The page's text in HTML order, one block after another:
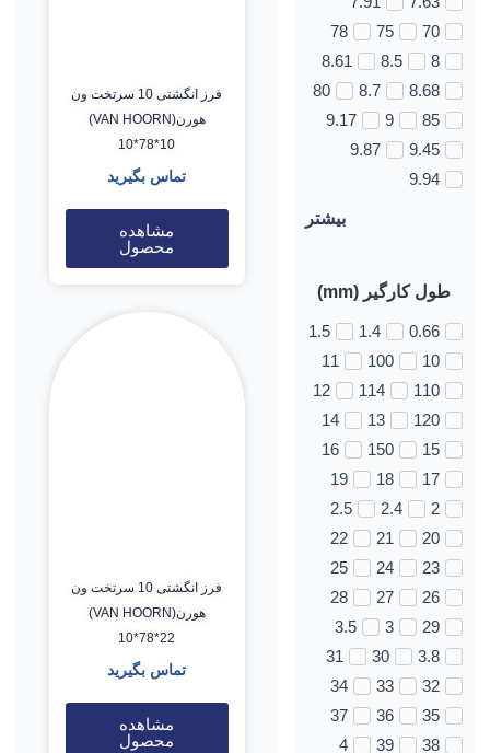
70
75
78
8
8.5
8.61
8.68
8.7
80
85
9
9.17
9.45
9.87
9.94
بیشتر
طول کارگیر (mm)
0.66
1.4
1.5
10
100
11
110
114
12
120
13
14
15
150
16
17
18
19
2
2.4
2.5
20
21
22
23
24
25
26
27
28
29
3
3.5
3.8
30
31
32
33
34
35
36
37
38
39
4
فرز انگشتی 10 سرتخت ون
هورن(VAN HOORN)
10*78*10
تماس بگیرید
مشاهده
محصول
فرز انگشتی 10 سرتخت ون
هورن(VAN HOORN)
10*78*22
تماس بگیرید
مشاهده
محصول